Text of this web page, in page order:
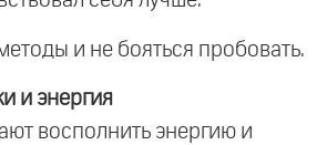
и не бояться пробовать.
и энергия
восполнить энергию и